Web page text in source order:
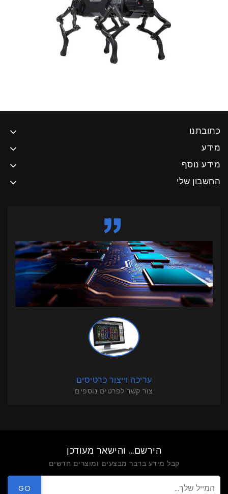
כתובתנו
מידע
מידע נוסף
החשבון שלי
עריכה וייצור כרטיסים
צור קשר לפרטים נוספים
הירשם... והישאר מעודכן
קבל מידע בדבר מבצעים ומוצרים חדשים
GO